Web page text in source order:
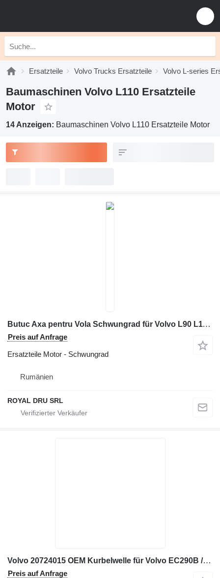
Ersatzteile Volvo Trucks Ersatzteile Volvo L-series
Baumaschinen Volvo L110 Ersatzteile
Motor
14 Anzeigen: Baumaschinen Volvo L110 Ersatzteile Motor
Butuc Axa pentru Vola Schwungrad für Volvo L90 L110 L120 L150 L180 L220 Radlader
Preis auf Anfrage
Ersatzteile Motor - Schwungrad
Rumänien
ROYAL DRU SRL
Volvo 20724015 OEM Kurbelwelle für Volvo EC290B / EC240B / L110E / L120E / L110E / L120E / G900 Grabenfräse
Preis auf Anfrage